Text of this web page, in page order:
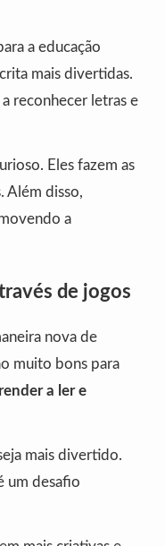
a educação
mais divertidas.
reconhecer letras e
Eles fazem as
Além disso,
a
de jogos
nova de
muito bons para
a ler e
mais divertido.
um desafio